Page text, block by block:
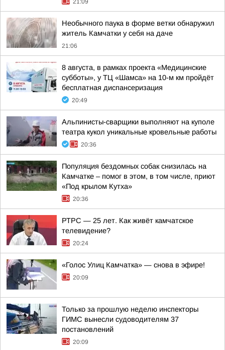
21:09
Необычного паука в форме ветки обнаружил
житель Камчатки у себя на даче
21:06
8 августа, в рамках проекта «Медицинские
субботы», у ТЦ «Шамса» на 10-м км пройдёт
бесплатная диспансеризация
20:49
Альпинисты-сварщики выполняют на куполе
театра кукол уникальные кровельные работы
20:36
Популяция бездомных собак снизилась на
Камчатке – помог в этом, в том числе, приют
«Под крылом Кутха»
20:36
РТРС — 25 лет. Как живёт камчатское
телевидение?
20:24
«Голос Улиц Камчатка» — снова в эфире!
20:09
Только за прошлую неделю инспекторы
ГИМС вынесли судоводителям 37
постановлений
20:09